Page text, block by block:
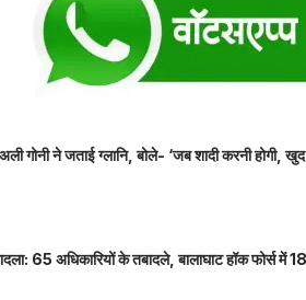
गोनी ने जताई ग्लानि, बोले- ‘जब शादी करनी होगी, खुद
65 अधिकारियों के तबादले, बालाघाट हॉक फोर्स में